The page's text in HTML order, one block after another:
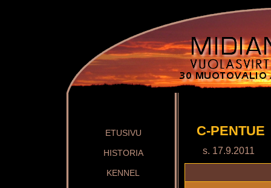
ETUSIVU
HISTORIA
KENNEL
C-PENTUE
s. 17.9.2011